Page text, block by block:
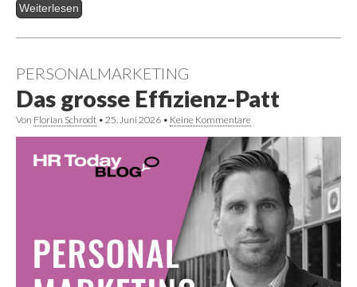
Weiterlesen
PERSONALMARKETING
Das grosse Effizienz-Patt
Von Florian Schrodt • 25. Juni 2026 • Keine Kommentare